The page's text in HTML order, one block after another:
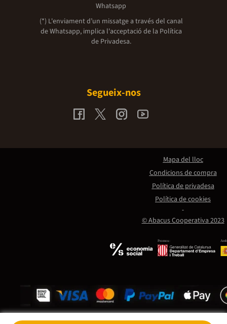
Whatsapp
(*) L'enviament d’un missatge a través del canal
de Whatsapp, implica l'acceptació de la Política
de Privadesa.
Segueix-nos
Promou:
© Abacus Cooperativa 2023
Mapa del lloc
Condicions de compra
Política de privadesa
Política de cookies